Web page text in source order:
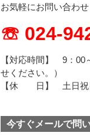
お気軽にお問い合わせ
☏ 024-
【対応時間】 9：00
せください。）
【休 日】 土日祝
今すぐメールで問